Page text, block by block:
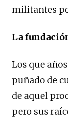
militantes
La
Los que
puñado de
de aquel
pero sus